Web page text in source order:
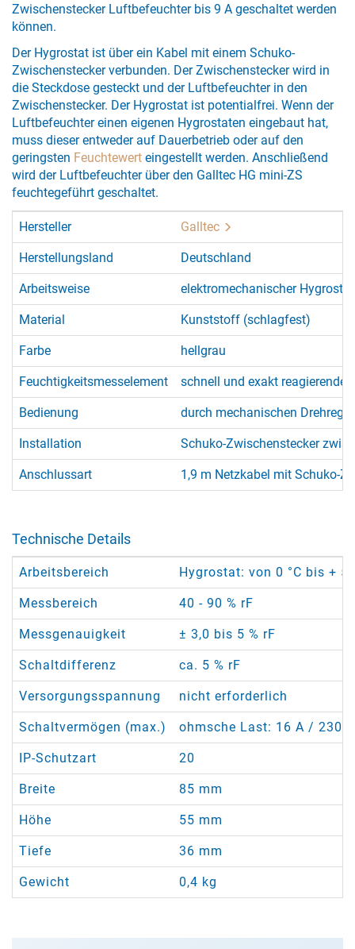
Zwischenstecker Luftbefeuchter bis 9 A geschaltet werden
können.
Der Hygrostat ist über ein Kabel mit einem Schuko-
Zwischenstecker verbunden. Der Zwischenstecker wird in
die Steckdose gesteckt und der Luftbefeuchter in den
Zwischenstecker. Der Hygrostat ist potentialfrei. Wenn der
Luftbefeuchter einen eigenen Hygrostaten eingebaut hat,
muss dieser entweder auf Dauerbetrieb oder auf den
geringsten Feuchtewert eingestellt werden. Anschließend
wird der Luftbefeuchter über den Galltec HG mini-ZS
feuchtegeführt geschaltet.
Hersteller Galltec
Herstellungsland Deutschland
Arbeitsweise elektromechanischer Hygrostat
Material Kunststoff (schlagfest)
Farbe hellgrau
Feuchtigkeitsmesselement schnell und exakt
Bedienung durch mechanischen
Installation Schuko-Zwischenstecker
Anschlussart 1,9 m Netzkabel mit Schuko-
Technische Details
Arbeitsbereich Hygrostat: von 0 °C bis +
Messbereich 40 - 90 % rF
Messgenauigkeit ± 3,0 bis 5 % rF
Schaltdifferenz ca. 5 % rF
Versorgungsspannung nicht erforderlich
Schaltvermögen (max.) ohmsche Last: 16 A / 230
IP-Schutzart 20
Breite 85 mm
Höhe 55 mm
Tiefe 36 mm
Gewicht 0,4 kg